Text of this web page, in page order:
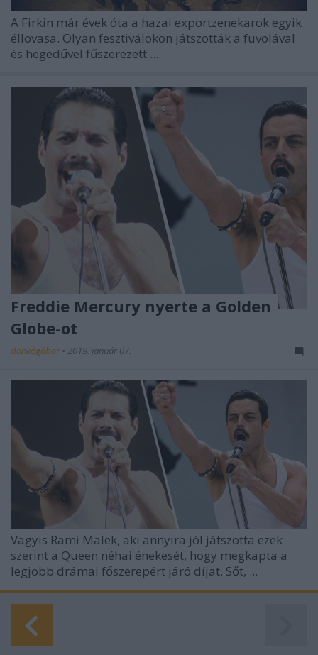
A Firkin már évek óta a hazai exportzenekarok egyik
éllovasa. Olyan fesztiválokon játszották a fuvolával
és hegedűvel fűszerezett ...
Freddie Mercury nyerte a Golden
Globe-ot
dankógábor • 2019. január 07.
Vagyis Rami Malek, aki annyira jól játszotta ezek
szerint a Queen néhai énekesét, hogy megkapta a
legjobb drámai főszerepért járó díjat. Sőt, ...